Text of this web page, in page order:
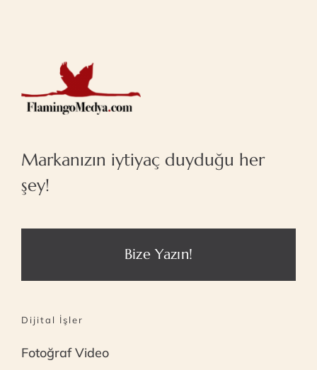
Markanızın iytiyaç duyduğu her
şey!
Bize Yazın!
Dijital İşler
Fotoğraf Video